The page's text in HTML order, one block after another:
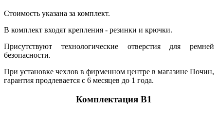
Стоимость указана за комплект.
В комплект входят крепления - резинки и крючки.
Присутствуют технологические отверстия для ремней
безопасности.
При установке чехлов в фирменном центре в магазине Почин,
гарантия продлевается с 6 месяцев до 1 года.
Комплектация В1